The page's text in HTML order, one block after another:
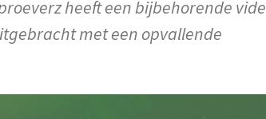
heeft een bijbehorende
met een opvallende